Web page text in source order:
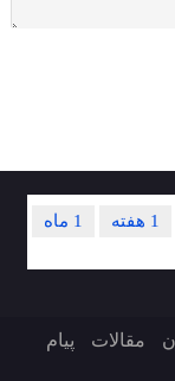
1 ماه 1 هفته
مقالات پیام